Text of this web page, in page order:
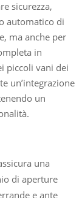
sicurezza,
automatico di
ma anche per
in
piccoli vani dei
un’integrazione
un
una
di aperture
e ante